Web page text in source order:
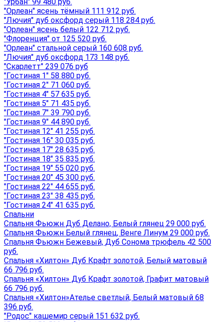
"Орлеан" ясень тёмный 111 912 руб.
"Лючия" дуб оксфорд серый 118 284 руб.
"Орлеан" ясень белый 122 712 руб.
"Флоренция" от 125 520 руб.
"Орлеан" стальной серый 160 608 руб.
"Лючия" дуб оксфорд 173 148 руб.
"Скарлетт" 239 076 руб
"Гостиная 1" 58 880 руб.
"Гостиная 2" 71 060 руб.
"Гостиная 4" 57 635 руб.
"Гостиная 5" 71 435 руб.
"Гостиная 7" 39 790 руб.
"Гостиная 9" 44 890 руб.
"Гостиная 12" 41 255 руб.
"Гостиная 16" 30 035 руб.
"Гостиная 17" 28 635 руб.
"Гостиная 18" 35 835 руб.
"Гостиная 19" 55 020 руб.
"Гостиная 20" 45 300 руб.
"Гостиная 22" 44 655 руб.
"Гостиная 23" 38 435 руб.
"Гостиная 24" 41 635 руб.
Спальни
Спальня Фьюжн Дуб Делано, Белый глянец 29 000 руб.
Спальня Фьюжн Белый глянец, Венге Линум 29 000 руб.
Спальня Фьюжн Бежевый, Дуб Сонома трюфель 42 500
руб.
Спальня «Хилтон» Дуб Крафт золотой, Белый матовый
66 796 руб.
Спальня «Хилтон» Дуб Крафт золотой, Графит матовый
66 796 руб.
Спальня «Хилтон»Ателье светлый, Белый матовый 68
396 руб.
"Родос" кашемир серый 151 632 руб.